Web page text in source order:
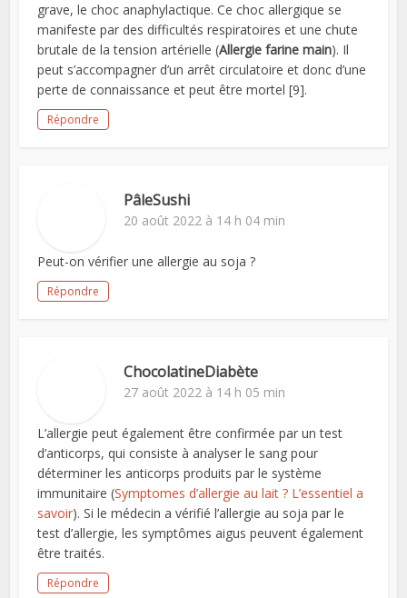
grave, le choc anaphylactique. Ce choc allergique se
manifeste par des difficultés respiratoires et une chute
brutale de la tension artérielle (Allergie farine main). Il
peut s’accompagner d’un arrêt circulatoire et donc d’une
perte de connaissance et peut être mortel [9].
Répondre
PâleSushi
20 août 2022 à 14 h 04 min
Peut-on vérifier une allergie au soja ?
Répondre
ChocolatineDiabète
27 août 2022 à 14 h 05 min
L’allergie peut également être confirmée par un test
d’anticorps, qui consiste à analyser le sang pour
déterminer les anticorps produits par le système
immunitaire (Symptomes d’allergie au lait ? L’essentiel a
savoir). Si le médecin a vérifié l’allergie au soja par le
test d’allergie, les symptômes aigus peuvent également
être traités.
Répondre